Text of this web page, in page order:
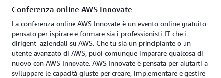
Conferenza online AWS Innovate
La conferenza online AWS Innovate è un evento online gratuito
pensato per ispirare e formare sia i professionisti IT che i
dirigenti aziendali su AWS. Che tu sia un principiante o un
utente avanzato di AWS, puoi comunque imparare qualcosa di
nuovo con AWS Innovate. AWS Innovate è pensata per aiutarti a
sviluppare le capacità giuste per creare, implementare e gestire